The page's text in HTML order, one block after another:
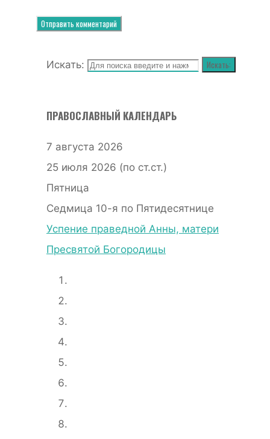
Искать: Искать:
ПРАВОСЛАВНЫЙ КАЛЕНДАРЬ
7 августа 2026
25 июля 2026 (по ст.ст.)
Пятница
Седмица 10-я по Пятидесятнице
Успение праведной Анны, матери
Пресвятой Богородицы